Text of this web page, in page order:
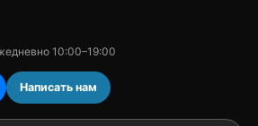
10:00–19:00
Написать нам